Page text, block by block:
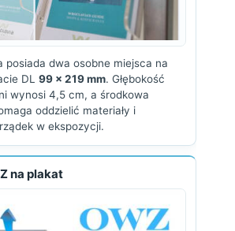
posiada dwa osobne miejsca na
DL 99 x 219 mm. Głębokość
wynosi 4,5 cm, a środkowa
oddzielić materiały i
w ekspozycji.
na plakat